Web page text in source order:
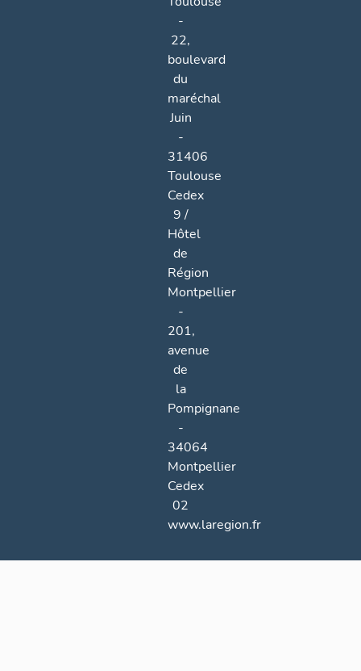
-
22,
boulevard
du
maréchal
Juin
-
31406
Toulouse
Cedex
9 /
Hôtel
de
Région
Montpellier
-
201,
avenue
de
la
Pompignane
-
34064
Montpellier
Cedex
02
www.laregion.fr